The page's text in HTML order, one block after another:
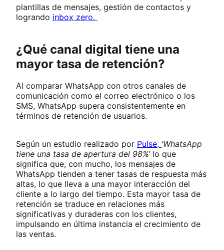
plantillas de mensajes, gestión de contactos y
logrando inbox zero.
¿Qué canal digital tiene una
mayor tasa de retención?
Al comparar WhatsApp con otros canales de
comunicación como el correo electrónico o los
SMS, WhatsApp supera consistentemente en
términos de retención de usuarios.
Según un estudio realizado por Pulse, ‘WhatsApp
tiene una tasa de apertura del 98%’lo que
significa que, con mucho, los mensajes de
WhatsApp tienden a tener tasas de respuesta más
altas, lo que lleva a una mayor interacción del
cliente a lo largo del tiempo. Esta mayor tasa de
retención se traduce en relaciones más
significativas y duraderas con los clientes,
impulsando en última instancia el crecimiento de
las ventas.